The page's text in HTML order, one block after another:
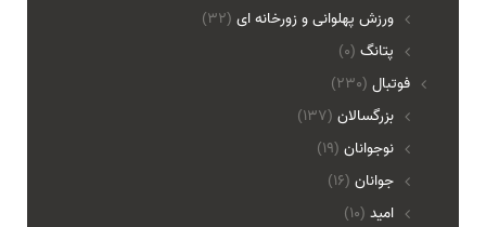
ورزش پهلوانی و زورخانه ای (32)
پتانگ (0)
(230) فوتبال
بزرگسالان (137)
نوجوانان (19)
جوانان (16)
امید (10)